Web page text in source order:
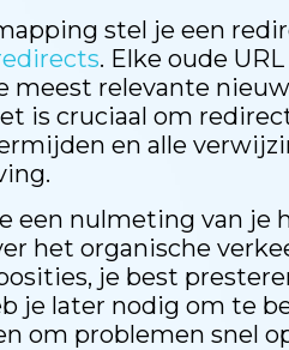
stel je een
. Elke oude
meest relevante
is cruciaal om
en alle
een nulmeting van je
het organische
je best
je later nodig om te
om problemen snel